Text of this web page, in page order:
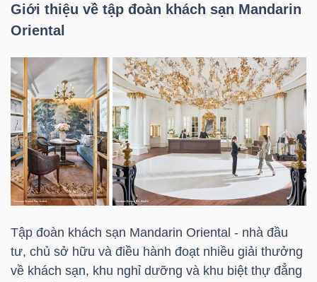
Giới thiệu về tập đoàn khách sạn Mandarin
Oriental
Tập đoàn khách sạn Mandarin Oriental - nhà đầu
tư, chủ sở hữu và điều hành đoạt nhiều giải thưởng
về khách sạn, khu nghỉ dưỡng và khu biệt thự đẳng
CHÍNH
CÔNG
NGHỆ
THÔNG